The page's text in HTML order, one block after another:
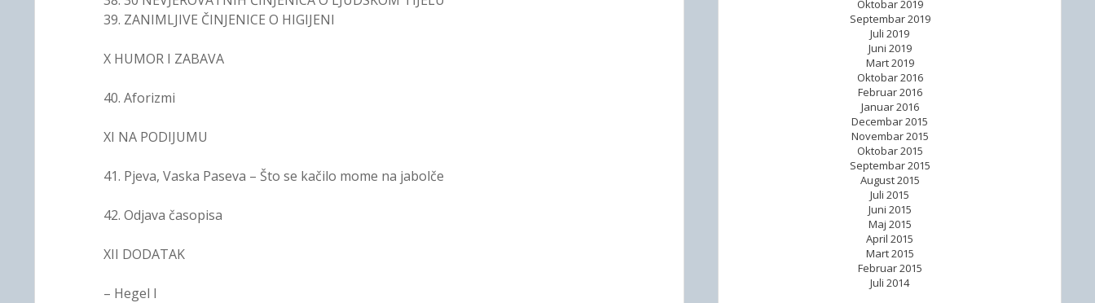
39. ZANIMLJIVE ČINJENICE O HIGIJENI
X HUMOR I ZABAVA
40. Aforizmi
XI NA PODIJUMU
41. Pjeva, Vaska Paseva – Što se kačilo mome na jabolče
42. Odjava časopisa
XII DODATAK
– Hegel I
Oktobar 2019
Septembar 2019
Juli 2019
Juni 2019
Mart 2019
Oktobar 2016
Februar 2016
Januar 2016
Decembar 2015
Novembar 2015
Oktobar 2015
Septembar 2015
August 2015
Juli 2015
Juni 2015
Maj 2015
April 2015
Mart 2015
Februar 2015
Juli 2014